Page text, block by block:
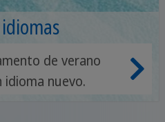
de verano
nuevo.